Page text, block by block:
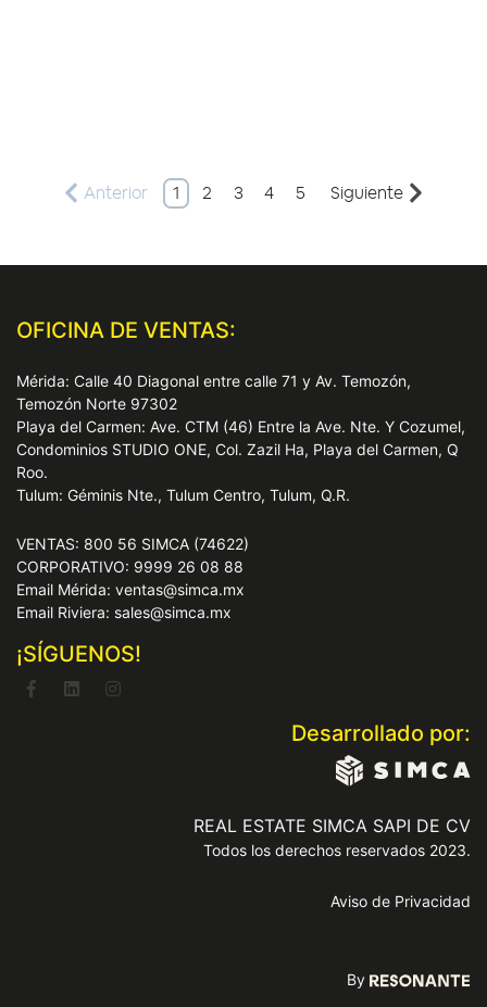
Anterior 1 2 3 4 5 Siguiente
OFICINA DE VENTAS:
Mérida: Calle 40 Diagonal entre calle 71 y Av. Temozón,
Temozón Norte 97302
Playa del Carmen: Ave. CTM (46) Entre la Ave. Nte. Y Cozumel,
Condominios STUDIO ONE, Col. Zazil Ha, Playa del Carmen, Q
Roo.
Tulum: Géminis Nte., Tulum Centro, Tulum, Q.R.
VENTAS: 800 56 SIMCA (74622)
CORPORATIVO: 9999 26 08 88
Email Mérida: ventas@simca.mx
Email Riviera: sales@simca.mx
¡SÍGUENOS!
Desarrollado por:
REAL ESTATE SIMCA SAPI DE CV
Todos los derechos reservados 2023.
Aviso de Privacidad
By